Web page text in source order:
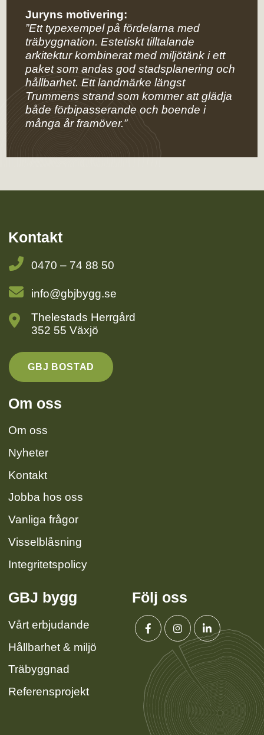
Juryns motivering:
”Ett typexempel på fördelarna med
träbyggnation. Estetiskt tilltalande
arkitektur kombinerat med miljötänk i ett
paket som andas god stadsplanering och
hållbarhet. Ett landmärke längst
Trummens strand som kommer att glädja
både förbipasserande och boende i
många år framöver.”
Kontakt
0470 – 74 88 50
info@gbjbygg.se
Thelestads Herrgård
352 55 Växjö
GBJ BOSTAD
Om oss
Om oss
Nyheter
Kontakt
Jobba hos oss
Vanliga frågor
Visselblåsning
Integritetspolicy
GBJ bygg
Vårt erbjudande
Hållbarhet & miljö
Träbyggnad
Referensprojekt
Följ oss
FacebookInstagramLinkedin